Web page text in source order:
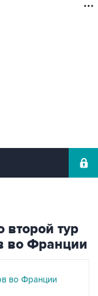
тур
во Франции
во Франции